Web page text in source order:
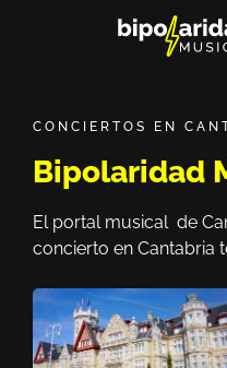
CONCIERTOS EN
Bipolaridad
El portal musical de
concierto en Cantabria